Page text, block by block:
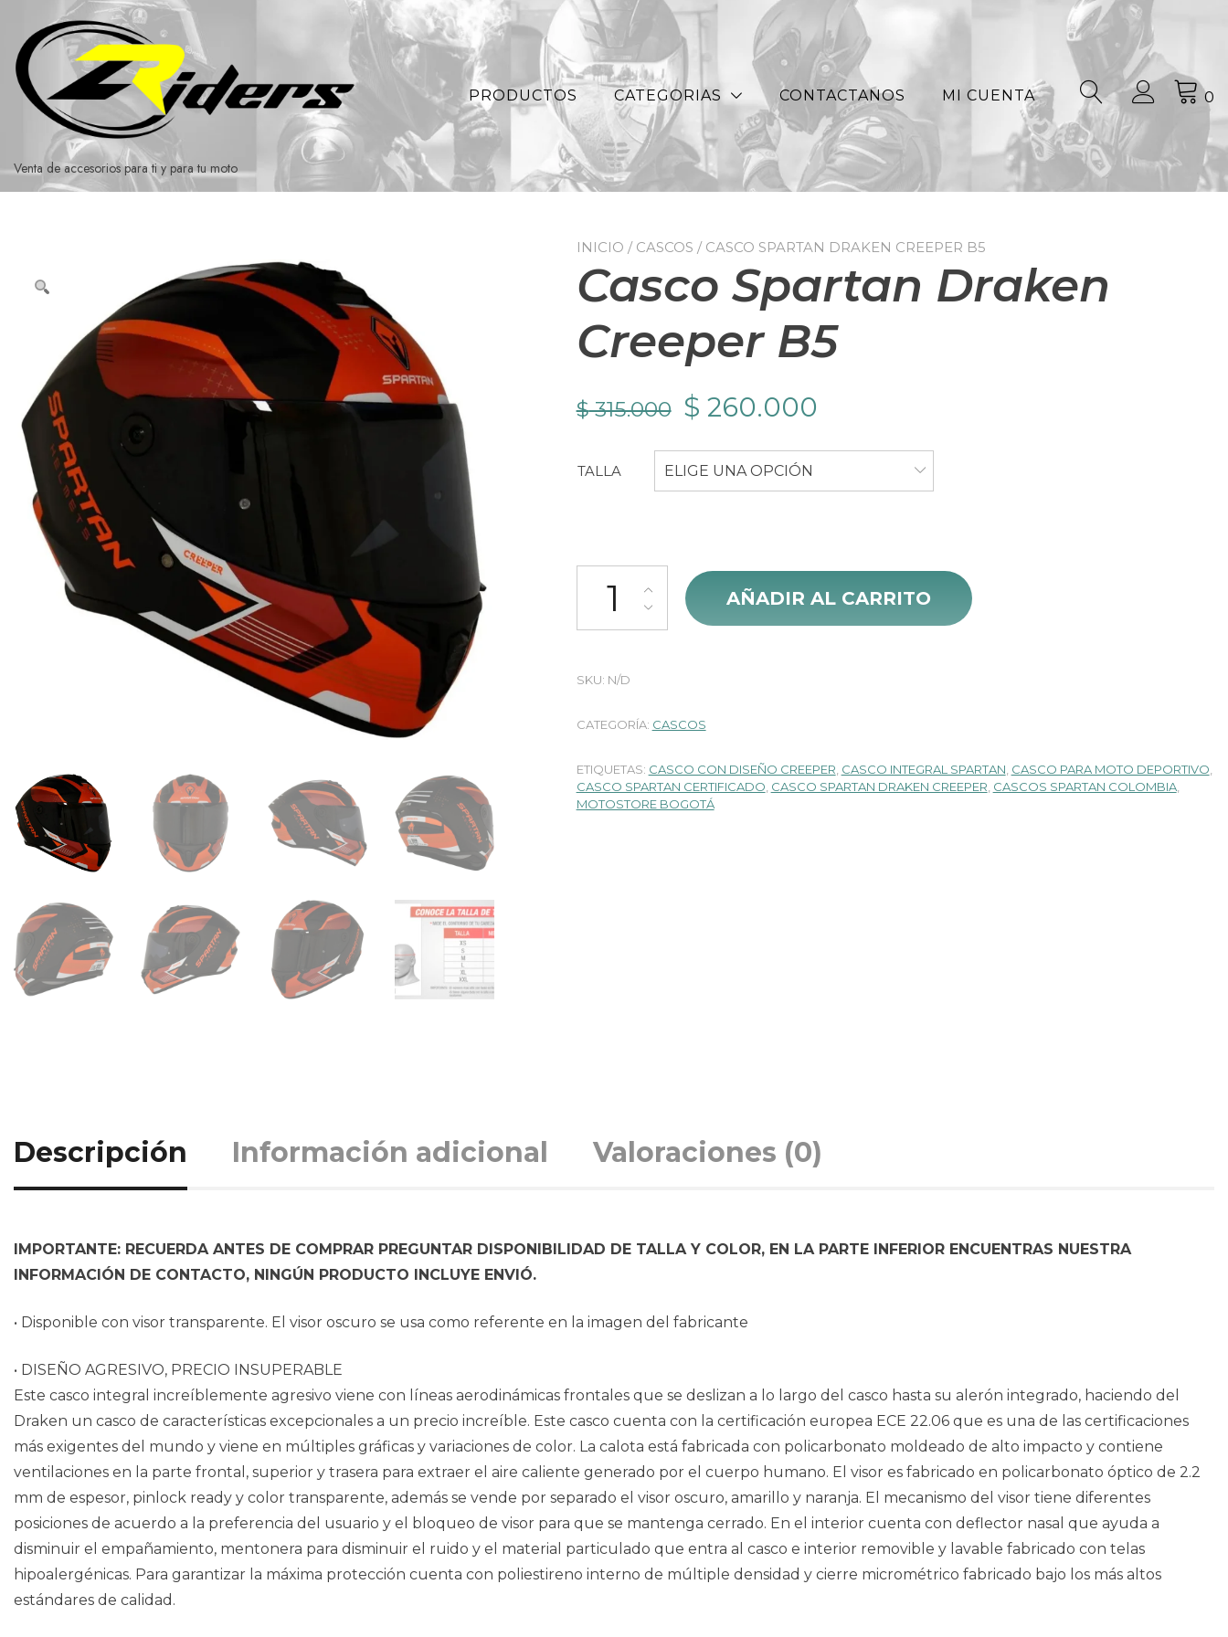
contenido
Venta de accesorios para ti y para tu moto
PRODUCTOS CATEGORIAS CONTACTANOS MI CUENTA 0
INICIO / CASCOS / CASCO SPARTAN DRAKEN CREEPER B5
Casco Spartan Draken
Creeper B5
$315.000 El
precio
original
$ 315.000.
$ 260.000
precio
actual
$ 260.000.
TALLA ELIGE UNA OPCIÓN
Casco Spartan Draken Creeper B5 cantidad
AÑADIR AL CARRITO
SKU: N/D
CATEGORÍA: CASCOS
ETIQUETAS: CASCO CON DISEÑO CREEPER CASCO INTEGRAL SPARTAN CASCO PARA MOTO DEPORTIVO
CASCO SPARTAN CERTIFICADO CASCO SPARTAN DRAKEN CREEPER CASCOS SPARTAN COLOMBIA,
MOTOSTORE BOGOTÁ
Descripción Información adicional Valoraciones (0)
IMPORTANTE: RECUERDA ANTES DE COMPRAR PREGUNTAR DISPONIBILIDAD DE TALLA Y COLOR, EN LA PARTE INFERIOR ENCUENTRAS NUESTRA
INFORMACIÓN DE CONTACTO, NINGÚN PRODUCTO INCLUYE ENVIÓ.
• Disponible con visor transparente. El visor oscuro se usa como referente en la imagen del fabricante
• DISEÑO AGRESIVO, PRECIO INSUPERABLE
Este casco integral increíblemente agresivo viene con líneas aerodinámicas frontales que se deslizan a lo largo del casco hasta su alerón integrado, haciendo del
Draken un casco de características excepcionales a un precio increíble. Este casco cuenta con la certificación europea ECE 22.06 que es una de las certificaciones
más exigentes del mundo y viene en múltiples gráficas y variaciones de color. La calota está fabricada con policarbonato moldeado de alto impacto y contiene
ventilaciones en la parte frontal, superior y trasera para extraer el aire caliente generado por el cuerpo humano. El visor es fabricado en policarbonato óptico de 2.2
mm de espesor, pinlock ready y color transparente, además se vende por separado el visor oscuro, amarillo y naranja. El mecanismo del visor tiene diferentes
posiciones de acuerdo a la preferencia del usuario y el bloqueo de visor para que se mantenga cerrado. En el interior cuenta con deflector nasal que ayuda a
disminuir el empañamiento, mentonera para disminuir el ruido y el material particulado que entra al casco e interior removible y lavable fabricado con telas
hipoalergénicas. Para garantizar la máxima protección cuenta con poliestireno interno de múltiple densidad y cierre micrométrico fabricado bajo los más altos
estándares de calidad.